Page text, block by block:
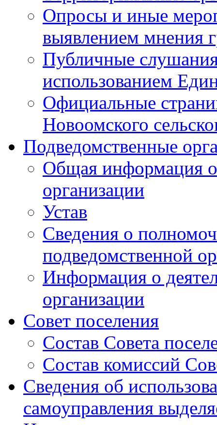
Опросы и иные
выявлением мнения
Публичные
использованием
Официальные
Новоомского
Подведомственные
Общая информация
организации
Устав
Сведения о
подведомственной
Информация о
организации
Совет поселения
Состав Совета
Состав комиссий
Сведения об
самоуправления